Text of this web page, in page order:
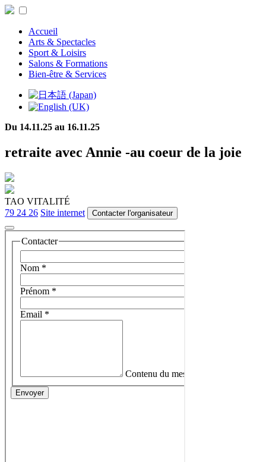
Accueil
Arts & Spectacles
Sport & Loisirs
Salons & Formations
Bien-être & Services
Du 14.11.25 au 16.11.25
retraite avec Annie -au coeur de la joie
TAO VITALITÉ
79 24 26 Site internet Contacter l'organisateur